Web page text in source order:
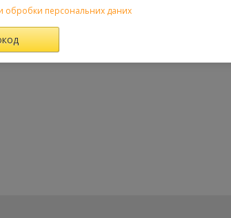
обробки персональних даних